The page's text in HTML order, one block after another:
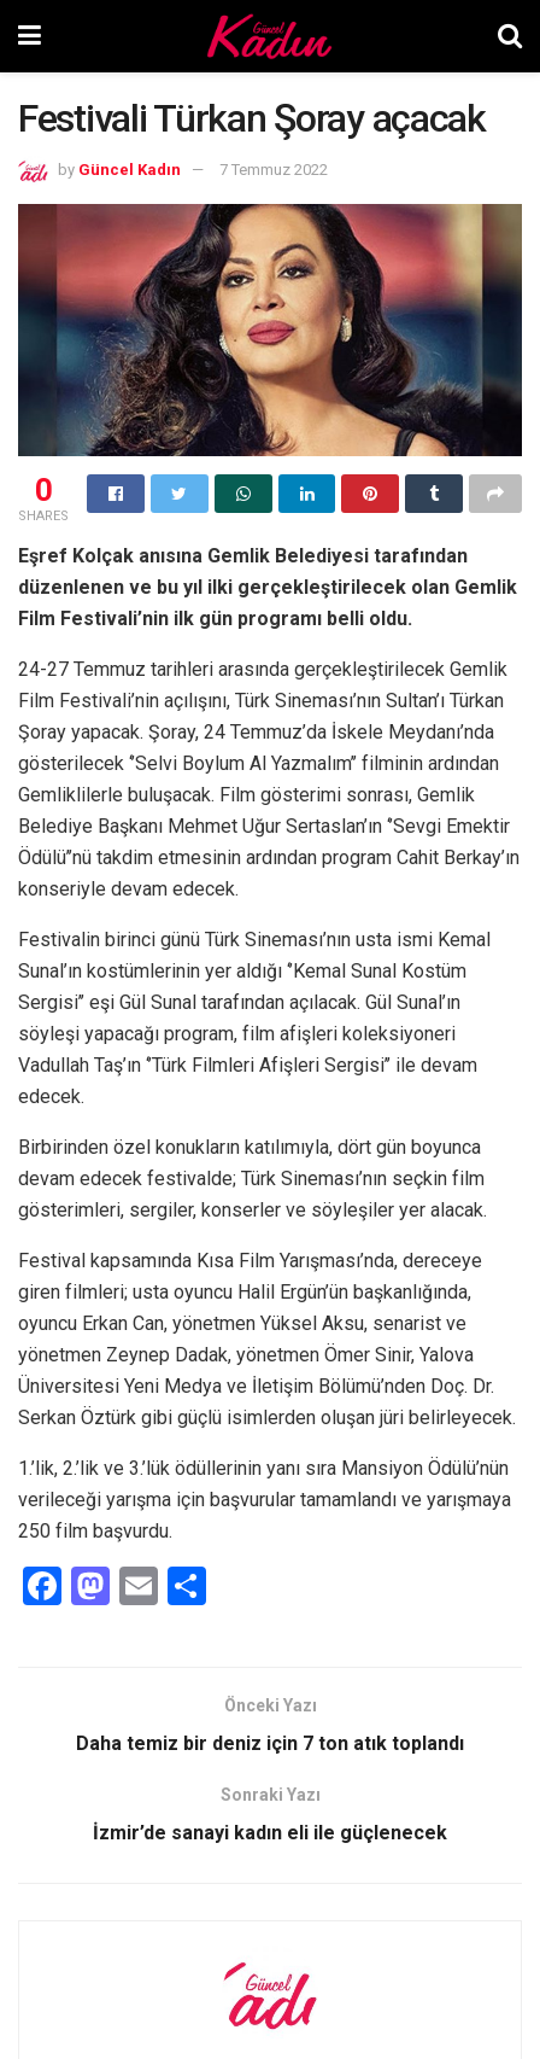
Festivali Türkan Şoray açacak
by Güncel Kadın 7 Temmuz 2022
0
SHARES
Eşref Kolçak anısına Gemlik Belediyesi tarafından
düzenlenen ve bu yıl ilki gerçekleştirilecek olan Gemlik
Film Festivali’nin ilk gün programı belli oldu.
24-27 Temmuz tarihleri arasında gerçekleştirilecek Gemlik
Film Festivali’nin açılışını, Türk Sineması’nın Sultan’ı Türkan
Şoray yapacak. Şoray, 24 Temmuz’da İskele Meydanı’nda
gösterilecek ‘’Selvi Boylum Al Yazmalım’’ filminin ardından
Gemliklilerle buluşacak. Film gösterimi sonrası, Gemlik
Belediye Başkanı Mehmet Uğur Sertaslan’ın ‘’Sevgi Emektir
Ödülü’’nü takdim etmesinin ardından program Cahit Berkay’ın
konseriyle devam edecek.
Festivalin birinci günü Türk Sineması’nın usta ismi Kemal
Sunal’ın kostümlerinin yer aldığı ‘’Kemal Sunal Kostüm
Sergisi’’ eşi Gül Sunal tarafından açılacak. Gül Sunal’ın
söyleşi yapacağı program, film afişleri koleksiyoneri
Vadullah Taş’ın ‘’Türk Filmleri Afişleri Sergisi’’ ile devam
edecek.
Birbirinden özel konukların katılımıyla, dört gün boyunca
devam edecek festivalde; Türk Sineması’nın seçkin film
gösterimleri, sergiler, konserler ve söyleşiler yer alacak.
Festival kapsamında Kısa Film Yarışması’nda, dereceye
giren filmleri; usta oyuncu Halil Ergün’ün başkanlığında,
oyuncu Erkan Can, yönetmen Yüksel Aksu, senarist ve
yönetmen Zeynep Dadak, yönetmen Ömer Sinir, Yalova
Üniversitesi Yeni Medya ve İletişim Bölümü’nden Doç. Dr.
Serkan Öztürk gibi güçlü isimlerden oluşan jüri belirleyecek.
1.’lik, 2.’lik ve 3.’lük ödüllerinin yanı sıra Mansiyon Ödülü’nün
verileceği yarışma için başvurular tamamlandı ve yarışmaya
250 film başvurdu.
F
o
M
d
n
E
Önceki Yazı
Daha temiz bir deniz için 7 ton atık toplandı
Sonraki Yazı
İzmir’de sanayi kadın eli ile güçlenecek